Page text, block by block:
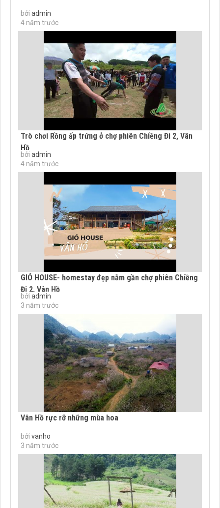
bởi admin
4 năm trước
Trò chơi Rồng ấp trứng ở chợ phiên Chiềng Đi 2, Vân
Hồ
bởi admin
4 năm trước
GIÓ HOUSE- homestay đẹp nằm gần chợ phiên Chiềng
Đi 2, Vân Hồ
bởi admin
3 năm trước
Vân Hồ rực rỡ những mùa hoa
bởi vanho
3 năm trước